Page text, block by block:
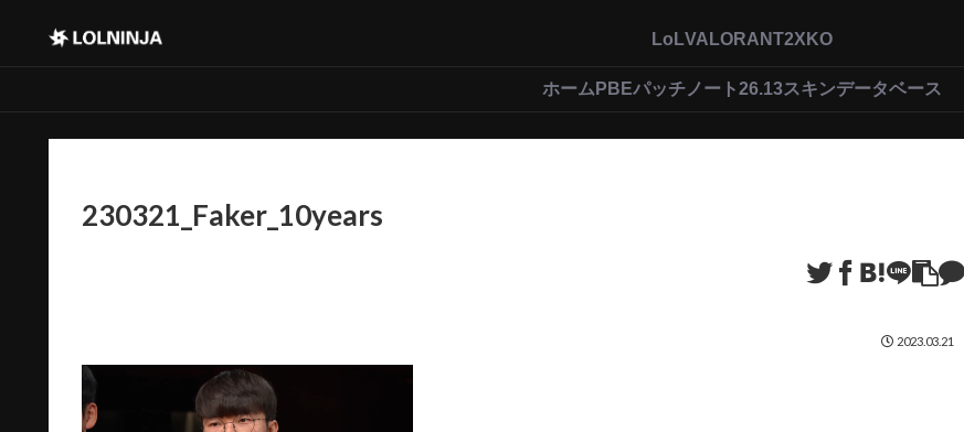
LoLVALORANT2XKO
ホーム PBEパッチノート26.13スキンデータベース
230321_Faker_10years
2023.03.21